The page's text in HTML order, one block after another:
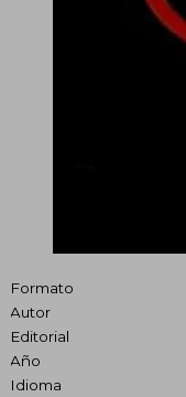
Formato
Autor
Editorial
Año
Idioma